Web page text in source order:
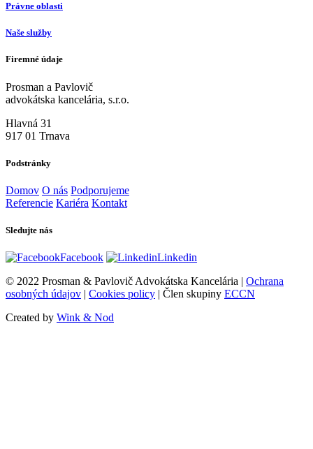
Právne oblasti
Naše služby
Firemné údaje
Prosman a Pavlovič
advokátska kancelária, s.r.o.
Hlavná 31
917 01 Trnava
Podstránky
Domov O nás Podporujeme
Referencie Kariéra Kontakt
Sledujte nás
Facebook
Linkedin
© 2022 Prosman & Pavlovič Advokátska Kancelária | Ochrana
osobných údajov | Cookies policy | Člen skupiny ECCN
Created by Wink & Nod